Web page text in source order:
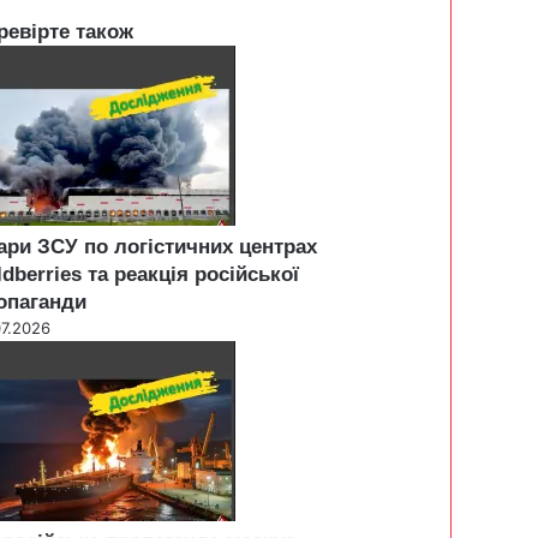
також
ЗСУ по логістичних центрах
та реакція російської